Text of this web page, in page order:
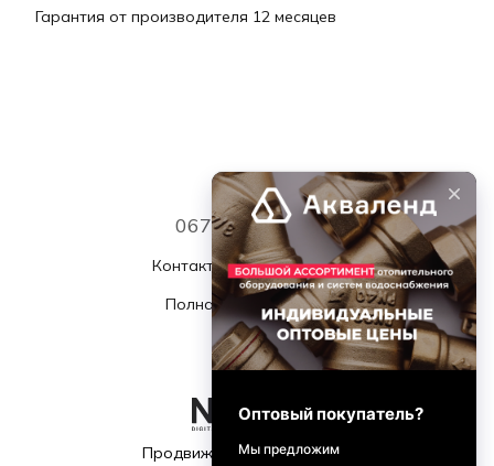
Гарантия от производителя 12 месяцев
067 339 7768
Контактная информация
Полная версия сайта
© 2026
Продвижение и поддержка